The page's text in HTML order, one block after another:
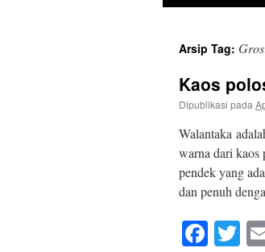
Arsip Tag:
Kaos
Dipublikasi pada
Walantaka
warna dari kaos
pendek yang
dan penuh